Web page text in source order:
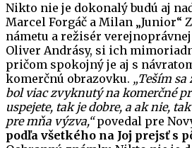
Nikto nie je dokonalý budú aj
Marcel Forgáč a Milan „Junior“
námetu a režisér
Oliver Andrásy, si ich
pričom spokojný je aj s
komerčnú obrazovku. „Teším sa
bol viac zvyknutý na komerčné
uspejete, tak je dobre, a ak nie,
pre mňa výzva,“povedal pre
podľa všetkého na Joj prejsť s